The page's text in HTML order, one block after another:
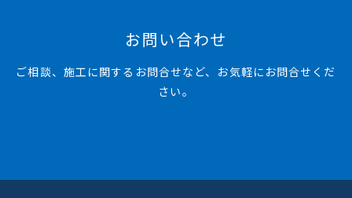
お問い合わせ
ご相談、施工に関するお問合せなど、お気軽にお問合せくだ
さい。